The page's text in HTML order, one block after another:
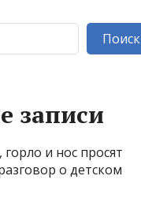
Поиск
записи
горло и нос просят
о детском